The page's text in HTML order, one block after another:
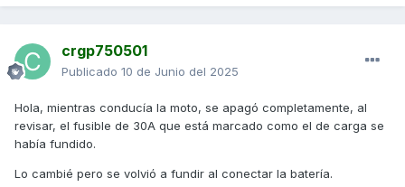
crgp750501
Publicado 10 de Junio del 2025
Hola, mientras conducía la moto, se apagó completamente, al
revisar, el fusible de 30A que está marcado como el de carga se
había fundido.
Lo cambié pero se volvió a fundir al conectar la batería.